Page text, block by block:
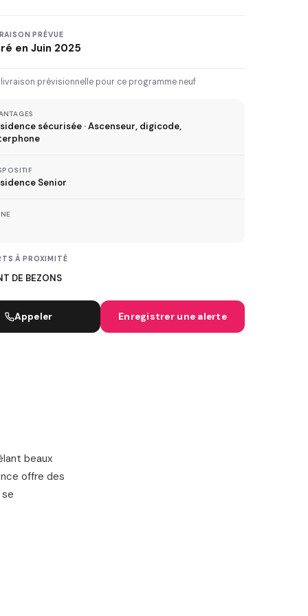
30 km+
JUSQU'À
TVA à 5,5%
PRÉVUE
en Juin 2025
prévisionnelle pour ce programme neuf
sécurisée · Ascenseur, digicode,
Senior
À PROXIMITÉ
DE BEZONS
Appeler Enregistrer une alerte
beaux
offre des